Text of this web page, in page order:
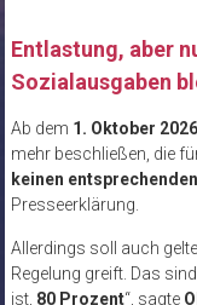
Entlastung, aber
Sozialausgaben
Ab dem 1. Oktober 2026
mehr beschließen, die
keinen
Presseerklärung.
Allerdings soll auch
Regelung greift. Das sind
ist, 80 Prozent“, sagte